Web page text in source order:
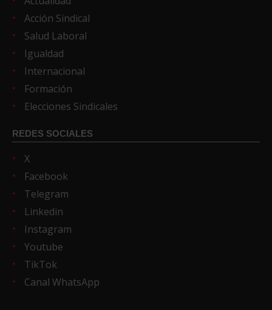
Acción Sindical
Salud Laboral
Igualdad
Internacional
Formación
Elecciones Sindicales
REDES SOCIALES
X
Facebook
Telegram
Linkedin
Instagram
Youtube
TikTok
Canal WhatsApp